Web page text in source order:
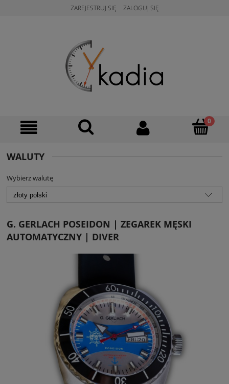
ZAREJESTRUJ SIĘ ZALOGUJ SIĘ
WALUTY
Wybierz walutę
G. GERLACH POSEIDON | ZEGAREK MĘSKI
AUTOMATYCZNY | DIVER